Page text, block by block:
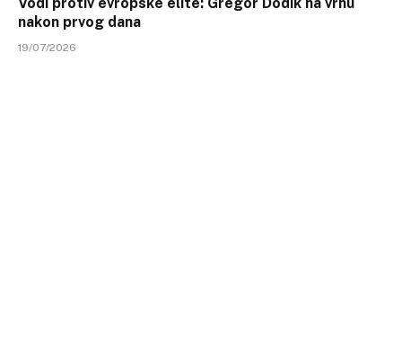
Vodi protiv evropske elite: Gregor Dodik na vrhu
nakon prvog dana
19/07/2026